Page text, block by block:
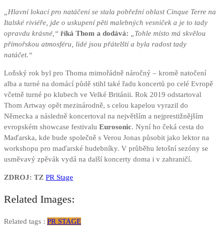
„Hlavní lokací pro natáčení se stala pobřežní oblast Cinque Terre na
Italské riviéře, jde o uskupení pěti malebných vesniček a je to tady
opravdu krásné,“ říká Thom a dodává:
„Tohle místo má skvělou
přímořskou atmosféru, lidé jsou přátelští a byla radost tady
natáčet.“
Loňský rok byl pro Thoma mimořádně náročný – kromě natočení
alba a turné na domácí půdě stihl také řadu koncertů po celé Evropě
včetně turné po klubech ve Velké Británii. Rok 2019 odstartoval
Thom Artway opět mezinárodně, s celou kapelou vyrazil do
Německa a následně koncertoval na největším a nejprestižnějším
evropském showcase festivalu Eurosonic. Nyní ho čeká cesta do
Maďarska, kde bude společně s Verou Jonas působit jako lektor na
workshopu pro maďarské hudebníky. V průběhu letošní sezóny se
usměvavý zpěvák vydá na další koncerty doma i v zahraničí.
ZDROJ: TZ PR Stage
Related Images:
Related tags : PR STAGE